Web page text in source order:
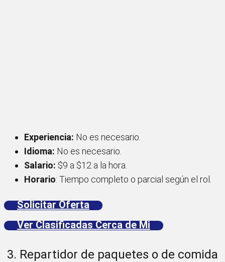
Experiencia: No es necesario.
Idioma: No es necesario.
Salario: $9 a $12 a la hora.
Horario: Tiempo completo o parcial según el rol.
Solicitar Oferta
Ver Clasificadas Cerca de Mi
3. Repartidor de paquetes o de comida